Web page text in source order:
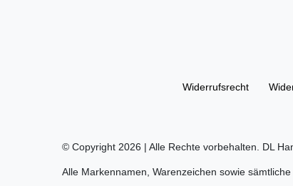
Widerrufs­recht
© Copyright 2026 | Alle Rechte vorbehalten. DL
Alle Markennamen, Warenzeichen sowie